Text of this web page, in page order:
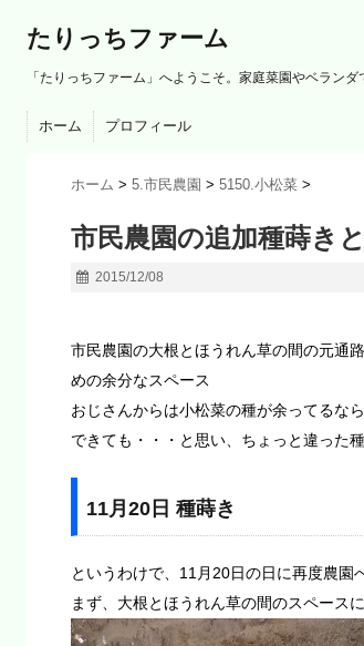
たりっちファーム
「たりっちファーム」へようこそ。家庭菜園やベラン
ホーム プロフィール
ホーム > 5.市民農園 > 5150.小松菜 >
市民農園の追加種蒔き
2015/12/08
市民農園の大根とほうれん草の間の元通
めの余分なスペース
おじさんからは小松菜の種が余ってるな
できても・・・と思い、ちょっと違った
11月20日 種蒔き
というわけで、11月20日の日に再度農園
まず、大根とほうれん草の間のスペース